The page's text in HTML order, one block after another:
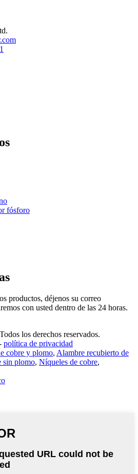
fósforo
productos, déjenos su correo
con usted dentro de las 24 horas.
los derechos reservados.
política de privacidad
cobre y plomo, Alambre recubierto de
sin plomo, Níqueles de cobre,